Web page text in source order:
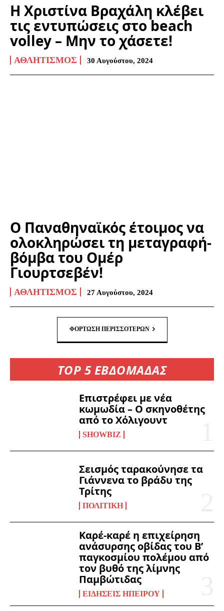
Η Χριστίνα Βραχάλη κλέβει
τις εντυπώσεις στο beach
volley – Μην το χάσετε!
ΑΘΛΗΤΙΣΜΌΣ 30 Αυγούστου, 2024
Ο Παναθηναϊκός έτοιμος να
ολοκληρώσει τη μεταγραφή-
βόμβα του Ομέρ
Γιουρτσεβέν!
ΑΘΛΗΤΙΣΜΌΣ 27 Αυγούστου, 2024
ΦΌΡΤΩΣΗ ΠΕΡΙΣΣΟΤΈΡΩΝ
TOP 5 ΕΒΔΟΜΑΔΑΣ
Επιστρέφει με νέα
κωμωδία – Ο σκηνοθέτης
από το Χόλιγουντ
SHOWBIZ
Σεισμός ταρακούνησε τα
Γιάννενα το βράδυ της
Τρίτης
ΠΟΛΙΤΙΚΉ
Καρέ-καρέ η επιχείρηση
ανάσυρσης οβίδας του Β’
παγκοσμίου πολέμου από
τον βυθό της λίμνης
Παμβώτιδας
ΕΙΔΉΣΕΙΣ ΗΠΕΊΡΟΥ